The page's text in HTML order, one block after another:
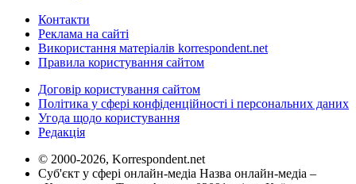
Контакти
Реклама на сайті
Використання матеріалів korrespondent.net
Правила користування сайтом
Договір користування сайтом
Політика у сфері конфіденційності і персональних даних
Угода щодо користування
Редакція
© 2000-2026, Korrespondent.net
Суб'єкт у сфері онлайн-медіа Назва онлайн-медіа –